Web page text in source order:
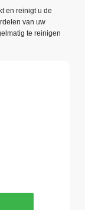
en reinigt u de
van uw
te reinigen